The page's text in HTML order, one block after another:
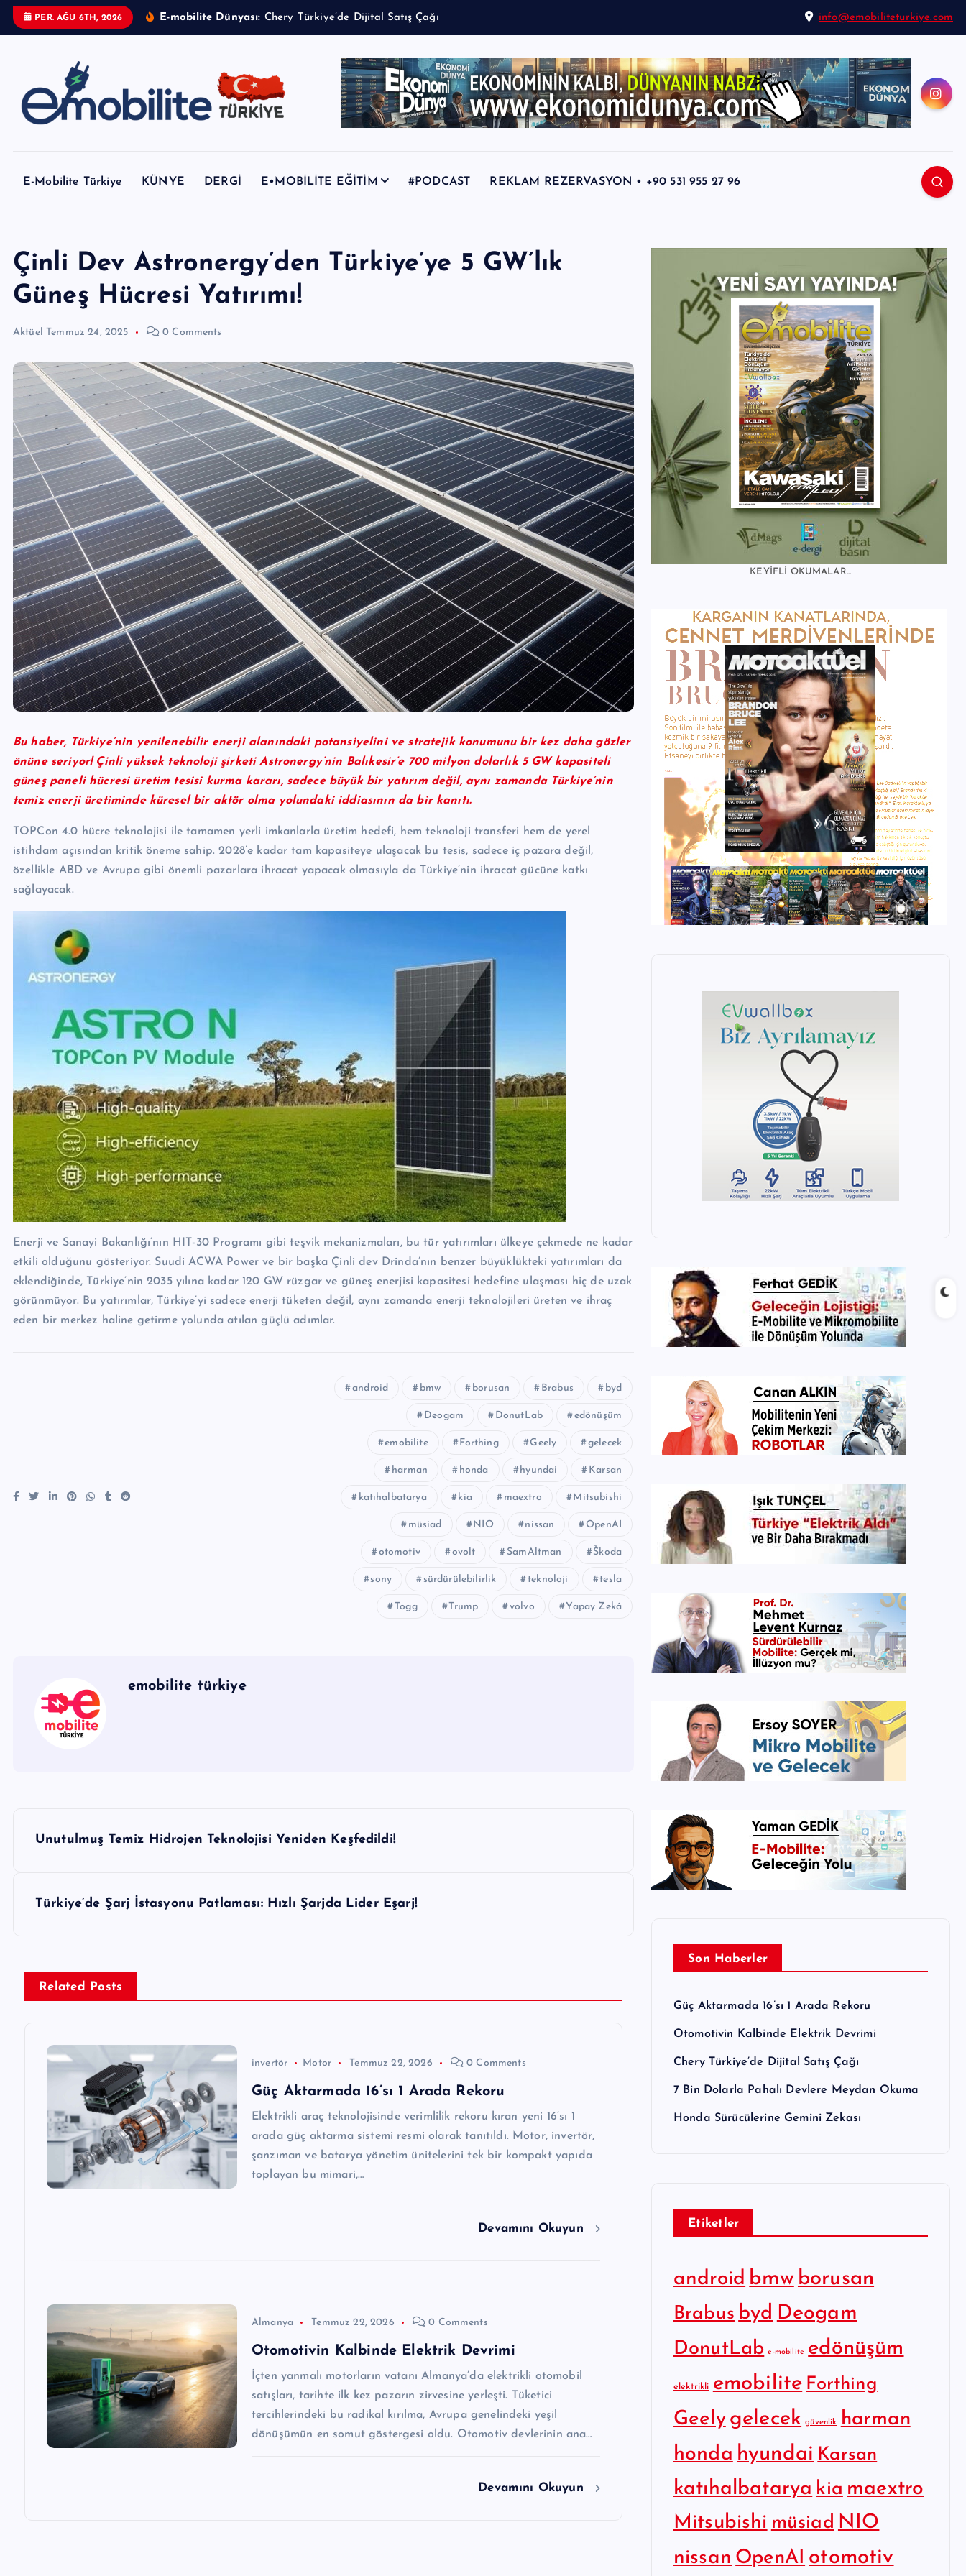
PER. AĞU 6TH, 2026 E-mobilite Dünyası: info@emobiliteturkiye.com
E-Mobilite Türkiye KÜNYE DERGİ E•MOBİLİTE EĞİTİM #PODCAST REKLAM REZERVASYON • +90 531 955 27 96
Çinli Dev Astronergy’den Türkiye’ye 5 GW’lık
Güneş Hücresi Yatırımı!
Aktüel Temmuz 24, 2025 0 Comments
Bu haber, Türkiye’nin yenilenebilir enerji alanındaki potansiyelini ve stratejik konumunu bir kez daha gözler
önüne seriyor! Çinli yüksek teknoloji şirketi Astronergy’nin Balıkesir’e 700 milyon dolarlık 5 GW kapasiteli
güneş paneli hücresi üretim tesisi kurma kararı, sadece büyük bir yatırım değil, aynı zamanda Türkiye’nin
temiz enerji üretiminde küresel bir aktör olma yolundaki iddiasının da bir kanıtı.
TOPCon 4.0 hücre teknolojisi ile tamamen yerli imkanlarla üretim hedefi, hem teknoloji transferi hem de yerel
istihdam açısından kritik öneme sahip. 2028’e kadar tam kapasiteye ulaşacak bu tesis, sadece iç pazara değil,
özellikle ABD ve Avrupa gibi önemli pazarlara ihracat yapacak olmasıyla da Türkiye’nin ihracat gücüne katkı
sağlayacak.
Enerji ve Sanayi Bakanlığı’nın HIT-30 Programı gibi teşvik mekanizmaları, bu tür yatırımları ülkeye çekmede ne kadar
etkili olduğunu gösteriyor. Suudi ACWA Power ve bir başka Çinli dev Drinda’nın benzer büyüklükteki yatırımları da
eklendiğinde, Türkiye’nin 2035 yılına kadar 120 GW rüzgar ve güneş enerjisi kapasitesi hedefine ulaşması hiç de uzak
görünmüyor. Bu yatırımlar, Türkiye’yi sadece enerji tüketen değil, aynı zamanda enerji teknolojileri üreten ve ihraç
eden bir merkez haline getirme yolunda atılan güçlü adımlar.
android bmw borusan Brabus byd
Deogam DonutLab edönüşüm
emobilite Forthing Geely gelecek
harman honda hyundai Karsan
katıhalbatarya kia maextro Mitsubishi
müsiad NIO nissan OpenAI
otomotiv ovolt SamAltman Škoda
sony sürdürülebilirlik teknoloji tesla
Togg Trump volvo Yapay Zekâ
emobilite türkiye
Unutulmuş Temiz Hidrojen Teknolojisi Yeniden Keşfedildi!
Türkiye’de Şarj İstasyonu Patlaması: Hızlı Şarjda Lider Eşarj!
Related Posts
invertör Motor Temmuz 22, 2026 0 Comments
Güç Aktarmada 16’sı 1 Arada Rekoru
Elektrikli araç teknolojisinde verimlilik rekoru kıran yeni 16’sı 1
arada güç aktarma sistemi resmi olarak tanıtıldı. Motor, invertör,
şanzıman ve batarya yönetim ünitelerini tek bir kompakt yapıda
toplayan bu mimari,…
Devamını Okuyun
Almanya Temmuz 22, 2026 0 Comments
Otomotivin Kalbinde Elektrik Devrimi
İçten yanmalı motorların vatanı Almanya’da elektrikli otomobil
satışları, tarihte ilk kez pazarın zirvesine yerleşti. Tüketici
tercihlerindeki bu radikal kırılma, Avrupa genelindeki yeşil
dönüşümün en somut göstergesi oldu. Otomotiv devlerinin ana…
Devamını Okuyun
KEYİFLİ OKUMALAR...
Son Haberler
Güç Aktarmada 16’sı 1 Arada Rekoru
Otomotivin Kalbinde Elektrik Devrimi
Chery Türkiye’de Dijital Satış Çağı
7 Bin Dolarla Pahalı Devlere Meydan Okuma
Honda Sürücülerine Gemini Zekası
Etiketler
android bmw borusan
Brabus byd Deogam
DonutLab e-mobilite edönüşüm
elektrikli emobilite Forthing
Geely gelecek güvenlik
harman
honda hyundai Karsan
katıhalbatarya kia maextro
Mitsubishi müsiad NIO
nissan OpenAI otomotiv